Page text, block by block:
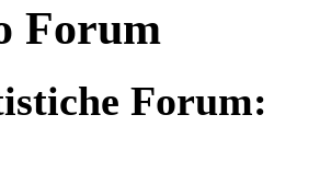
Forum
Forum: